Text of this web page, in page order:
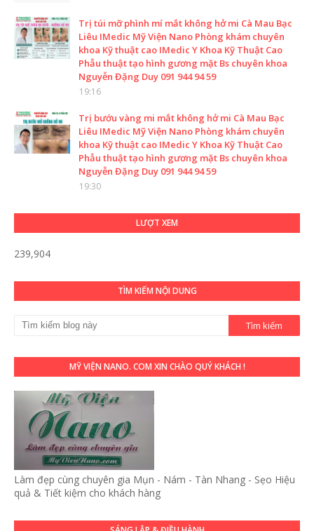
Trị túi mỡ phình mí mắt không hở mi Cà Mau Bạc
Liêu IMedic Mỹ Viện Nano Phòng khám chuyên
khoa Kỹ thuật cao IMedic Y Khoa Kỹ Thuật Cao
Phẫu thuật tạo hình gương mặt Bs chuyên khoa
Nguyễn Đặng Duy 091 944 94 59
19:16
Trị bướu vàng mi mắt không hở mi Cà Mau Bạc
Liêu IMedic Mỹ Viện Nano Phòng khám chuyên
khoa Kỹ thuật cao IMedic Y Khoa Kỹ Thuật Cao
Phẫu thuật tạo hình gương mặt Bs chuyên khoa
Nguyễn Đặng Duy 091 944 94 59
19:30
LƯỢT XEM
239,904
TÌM KIẾM NỘI DUNG
MỸ VIỆN NANO. COM XIN CHÀO QUÝ KHÁCH !
Làm đẹp cùng chuyên gia Mụn - Nám - Tàn Nhang - Sẹo Hiệu
quả & Tiết kiệm cho khách hàng